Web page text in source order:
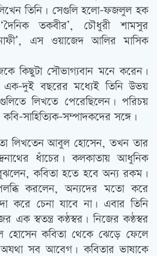
তিনি। সেগুলি হলো-ফজলুল হক
‘দৈনিক তকবীর’, চৌধুরী শামসুর
এস ওয়াজেদ আলির মাসিক
কিছুটা সৌভাগ্যবান মনে করেন।
দুই বছরের মধ্যেই তিনি উভয়
লিখতে পেরেছিলেন। পরিচয়
সাহিত্যিক-সম্পাদকদের সঙ্গে।
লিখতেন আবুল হোসেন, তখন তার
ধাঁচের। কলকাতায় আধুনিক
কবিতা হতে হবে অন্য রকম।
করলেন, অন্যদের মতো করে
করে চেনা যাবে না। এবার তিনি
স্বতন্ত্র কণ্ঠস্বর। নিজের কণ্ঠস্বর
হোসেন কবিতা থেকে ঝেড়ে ফেলে
সব আবেগ। কবিতার ভাষাকে